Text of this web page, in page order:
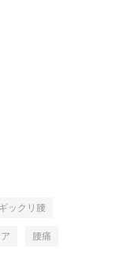
ギックリ腰
腰痛